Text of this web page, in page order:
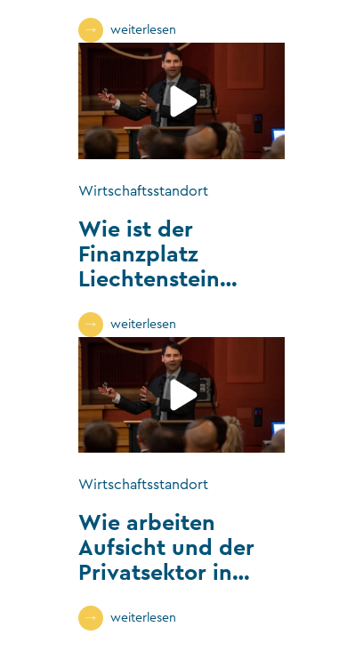
weiterlesen
Wirtschaftsstandort
Wie ist der
Finanzplatz
Liechtenstein
weiterlesen
Wirtschaftsstandort
Wie arbeiten
Aufsicht und der
Privatsektor in
zusammen?
weiterlesen